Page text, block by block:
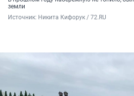
земли
Источник: Никита Кифорук / 72.RU